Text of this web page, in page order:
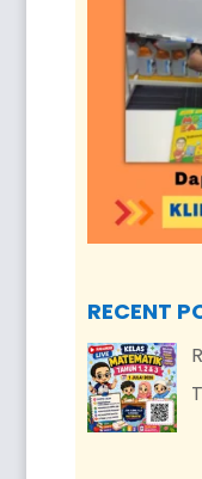
RECENT